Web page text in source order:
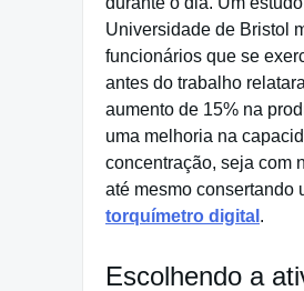
Universidade de Bristol
funcionários que se
antes do trabalho
aumento de 15% na
uma melhoria na
concentração, seja com
até mesmo consertando
torquímetro digital .
Escolhendo a